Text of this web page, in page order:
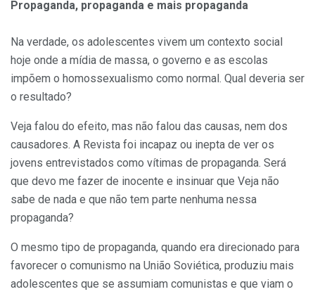
Propaganda, propaganda e mais propaganda
Na verdade, os adolescentes vivem um contexto social
hoje onde a mídia de massa, o governo e as escolas
impõem o homossexualismo como normal. Qual deveria ser
o resultado?
Veja falou do efeito, mas não falou das causas, nem dos
causadores. A Revista foi incapaz ou inepta de ver os
jovens entrevistados como vítimas de propaganda. Será
que devo me fazer de inocente e insinuar que Veja não
sabe de nada e que não tem parte nenhuma nessa
propaganda?
O mesmo tipo de propaganda, quando era direcionado para
favorecer o comunismo na União Soviética, produziu mais
adolescentes que se assumiam comunistas e que viam o